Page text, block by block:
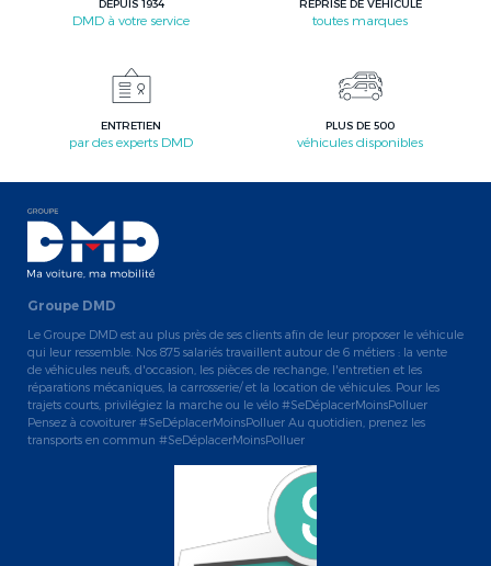
DEPUIS 1934
DMD à votre service
REPRISE DE VÉHICULE
toutes marques
ENTRETIEN
par des experts DMD
PLUS DE 500
véhicules disponibles
Groupe DMD
Le Groupe DMD est au plus près de ses clients afin de leur proposer le véhicule
qui leur ressemble. Nos 875 salariés travaillent autour de 6 métiers : la vente
de véhicules neufs, d'occasion, les pièces de rechange, l'entretien et les
réparations mécaniques, la carrosserie/ et la location de véhicules. Pour les
trajets courts, privilégiez la marche ou le vélo #SeDéplacerMoinsPolluer
Pensez à covoiturer #SeDéplacerMoinsPolluer Au quotidien, prenez les
transports en commun #SeDéplacerMoinsPolluer